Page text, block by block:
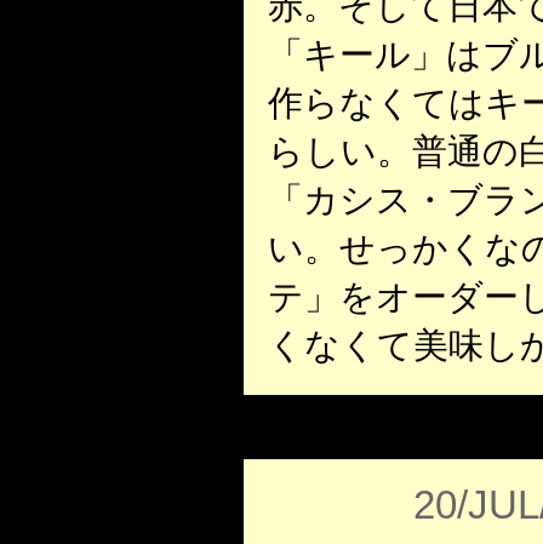
「キール」は
作らなくてはキ
らしい。普通の
「カシス・ブ
い。せっかくな
テ」をオーダー
くなくて美味し
20/